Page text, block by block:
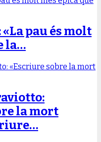
pau és molt
la…
la mort